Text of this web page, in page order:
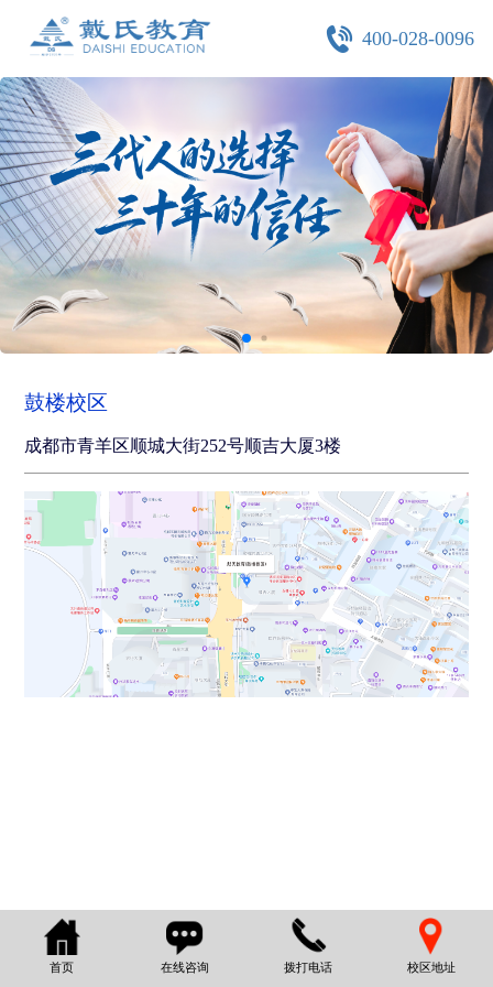
400-028-0096
鼓楼校区
成都市青羊区顺城大街252号顺吉大厦3楼
首页 在线咨询 拨打电话 校区地址